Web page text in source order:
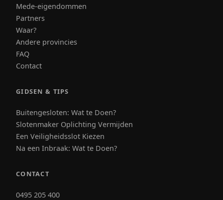
Mede-eigendommen
Partners
Waar?
Andere provincies
FAQ
Contact
GIDSEN & TIPS
Buitengesloten: Wat te Doen?
Slotenmaker Oplichting Vermijden
Een Veiligheidsslot Kiezen
Na een Inbraak: Wat te Doen?
CONTACT
0495 205 400